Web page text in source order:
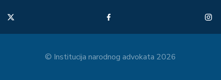
© Institucija narodnog advokata 2026